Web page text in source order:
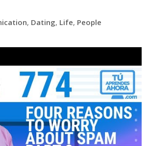
, Dating, Life, People